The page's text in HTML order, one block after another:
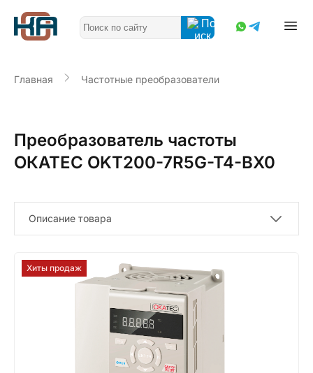
Главная Частотные преобразователи
Преобразователь частоты
ОКАТЕС OKT200-7R5G-T4-BX0
Описание товара
Хиты продаж